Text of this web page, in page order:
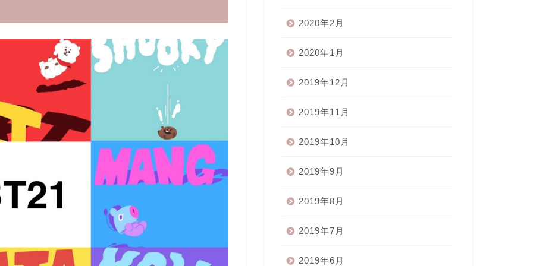
2020年2月
2020年1月
2019年12月
2019年11月
2019年10月
2019年9月
2019年8月
2019年7月
2019年6月